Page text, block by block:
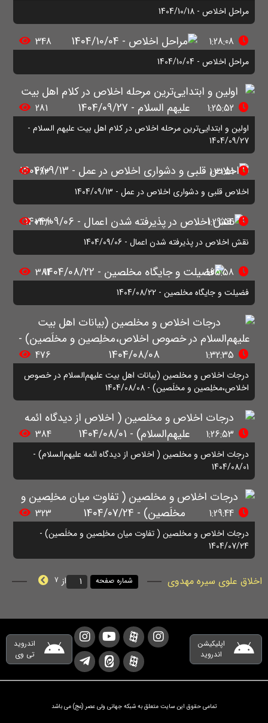
مراحل اخلاص - 1404/10/18
1:28:08
348
مراحل اخلاص - 1404/10/04
1:25:52
281
اولین و ابتدایی‌ترین مرحله اخلاص در کلام اهل بیت علیهم السلام -
1404/09/27
1:31:51
293
اخلاص قلبی و دشواری اخلاص در عمل - 1404/09/13
1:29:54
332
نقش اخلاص در پذیرفته شدن اعمال - 1404/09/06
1:25:58
384
فضیلت و جایگاه مخلصین - 1404/08/22
1:32:35
476
درجات اخلاص و مخلصین (بیانات اهل بیت علیهم‌السلام در خصوص
اخلاص،مخلِصین و مخلَصین) - 1404/08/08
1:26:53
384
درجات اخلاص و مخلصین ( اخلاص از دیدگاه ائمه علیهم‌السلام) -
1404/08/01
1:29:44
323
درجات اخلاص و مخلصین ( تفاوت میان مخلِصین و مخلَصین) -
1404/07/24
اخلاق علوی سیره مهدوی شماره صفحه از 7
اپلیکیشن
اندروید
اندروید
تی وی
تمامی حقوق این سایت متعلق به شبکه جهانی ولی عصر (عج) می باشد